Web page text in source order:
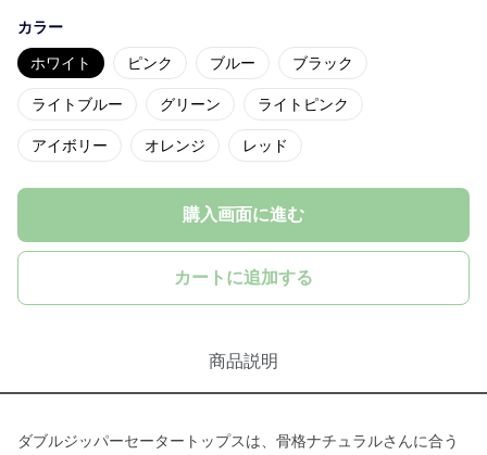
カラー
ホワイト ピンク ブルー ブラック
ライトブルー グリーン ライトピンク
アイボリー オレンジ レッド
購入画面に進む
カートに追加する
商品説明
ダブルジッパーセータートップスは、骨格ナチュラルさんに合う